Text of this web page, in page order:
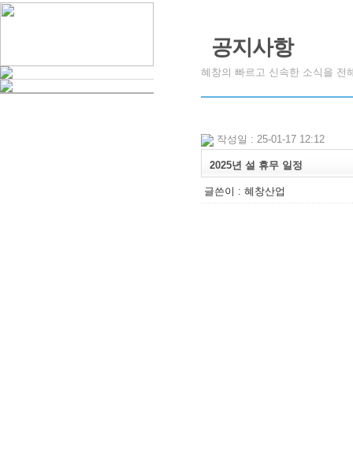
공지사항
혜창의 빠르고 신속한 소식을 전
작성일 : 25-01-17 12:12
2025년 설 휴무 일정
글쓴이 : 혜창산업